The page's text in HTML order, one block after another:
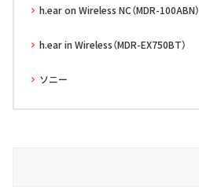
h.ear on Wireless NC（MDR-100ABN）
h.ear in Wireless（MDR-EX750BT）
ソニー